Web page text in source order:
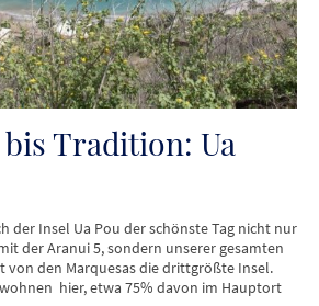
Tradition: Ua
der Insel Ua Pou der schönste Tag nicht nur
der Aranui 5, sondern unserer gesamten
von den Marquesas die drittgrößte Insel.
hier, etwa 75% davon im Hauptort